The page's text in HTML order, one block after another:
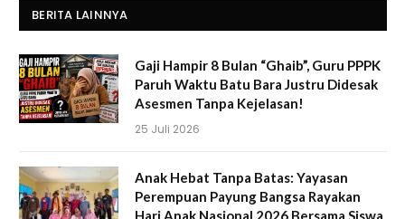
BERITA LAINNYA
Gaji Hampir 8 Bulan “Ghaib”, Guru PPPK
Paruh Waktu Batu Bara Justru Didesak
Asesmen Tanpa Kejelasan!
25 Juli 2026
Anak Hebat Tanpa Batas: Yayasan
Perempuan Payung Bangsa Rayakan
Hari Anak Nasional 2026 Bersama Siswa